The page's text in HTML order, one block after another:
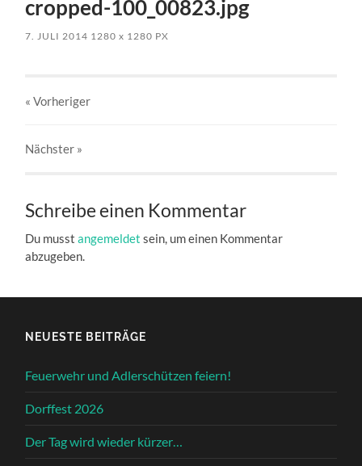
cropped-100_00823.jpg
7. JULI 2014 1280x 1280 PX
« Vorheriger
Nächster »
Schreibe einen Kommentar
Du musstangemeldet sein, um einen Kommentar
abzugeben.
NEUESTE BEITRÄGE
Feuerwehr und Adlerschützen feiern!
Dorffest 2026
Der Tag wird wieder kürzer…